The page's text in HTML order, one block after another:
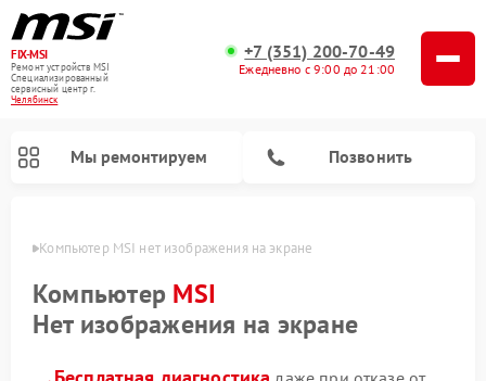
FIX-MSI
Ремонт устройств MSI
Специализированный
cервисный центр г.
Челябинск
+7 (351) 200-70-49
Ежедневно с 9:00 до 21:00
Мы ремонтируем Позвонить
Компьютер MSI нет изображения на экране
Компьютер MSI
Нет изображения на экране